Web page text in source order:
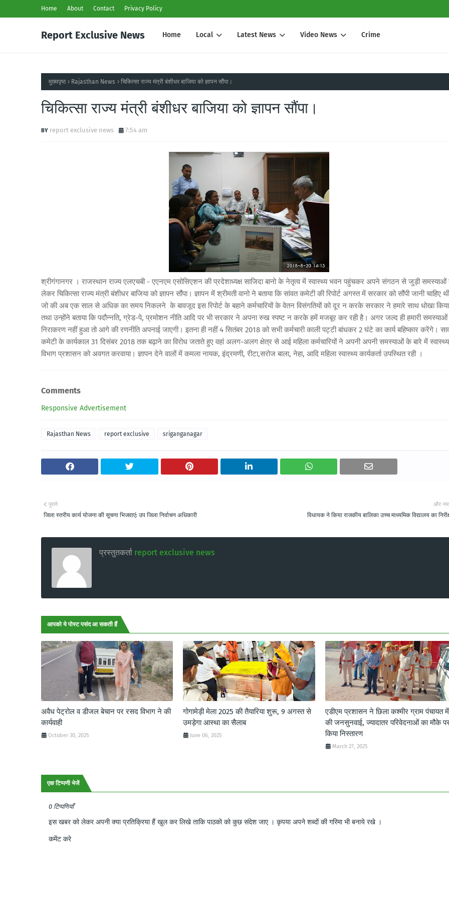
Home About Contact Privacy Policy
Report Exclusive News Home Local Latest News Video News Crime
मुख्यपृष्ठ Rajasthan News चिकित्सा राज्य मंत्री बंशीधर बाजिया को ज्ञापन सौंपा।
चिकित्सा राज्य मंत्री बंशीधर बाजिया को ज्ञापन सौंपा।
report exclusive news 7:54 am
श्रीगंगानगर । राजस्थान राज्य एलएचबी - एएनएम एसोसिएशन की प्रदेशाध्यक्ष साजिदा बानो के नेतृत्व में स्वास्थ्य भवन पहुंचकर अपने संगठन से जुड़ी समस्याओं
लेकर चिकित्सा राज्य मंत्री बंशीधर बाजिया को ज्ञापन सौंपा। ज्ञापन में श्रीमती वानो ने बताया कि सांवत कमेटी की रिपोर्ट अगस्त में सरकार को सौंपी जानी चाहिए थी
जो की अब एक साल से अधिक का समय निकलने के बावजूद इस रिपोर्ट के बहाने कर्मचारियों के वेतन विसंगतियों को दूर न करके सरकार ने हमारे साथ धोखा
तथा उन्होंने बताया कि पदौन्नति, ग्रेड-पे, प्रमोशन नीति आदि पर भी सरकार ने अपना रुख स्पष्ट न करके हमें मजबूर कर रही है। अगर जल्द ही हमारी समस्याओं
निराकरण नहीं हुआ तो आगे की रणनीति अपनाई जाएगी। इतना ही नहीं 4 सितंबर 2018 को सभी कर्मचारी काली पट्टी बांधकर 2 घंटे का कार्य बहिष्कार करेंगे।
कमेटी के कार्यकाल 31 दिसंबर 2018 तक बढ़ाने का विरोध जताते हुए वहां अलग-अलग क्षेत्र से आई महिला कर्मचारियों ने अपनी अपनी समस्याओं के बारे में स्वास्थ्य
विभाग प्रशासन को अवगत करवाया। ज्ञापन देने वालों में कमला नायक, इंद्रमणी, रीटा,सरोज बाला, नेहा, आदि महिला स्वास्थ्य कार्यकर्ता उपस्थित रही ।
Comments
Responsive Advertisement
Rajasthan News report exclusive sriganganagar
और नया
विधायक ने किया राजकीय बालिका उच्च माध्यमिक विद्यालय का
पुराने
जिला स्तरीय कार्य योजना की सूचना भिजवाएं: उप जिला निर्वाचन अधिकारी
प्रस्तुतकर्ता report exclusive news
आपको ये पोस्ट पसंद आ सकती हैं
अवैध पेट्रोल व डीजल बेचान पर रसद विभाग ने की
कार्यवाही
October 30, 2025
गोगामेड़ी मेला 2025 की तैयारिया शुरू, 9 अगस्त से
उमड़ेगा आस्था का सैलाब
June 06, 2025
एडीएम प्रशासन ने छिला कश्मीर ग्राम पंचायत में
की जनसुनवाई, ज्यादातर परिवेदनाओं का मौके
किया निस्तारण
March 27, 2025
एक टिप्पणी भेजें
0 टिप्पणियाँ
इस खबर को लेकर अपनी क्या प्रतिक्रिया हैं खुल कर लिखे ताकि पाठको को कुछ संदेश जाए । कृपया अपने शब्दों की गरिमा भी बनाये रखे ।
कमेंट करे